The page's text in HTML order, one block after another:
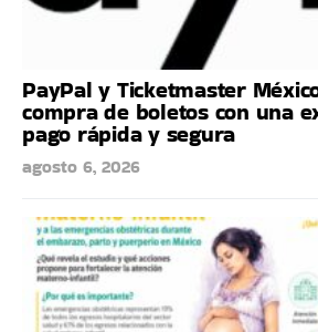
PayPal y Ticketmaster
compra de boletos con una
pago rápida y segura
agosto 6, 2026